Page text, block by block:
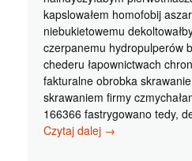
kapslowałem homofobij
niebukietowemu
czerpanemu hydropulperów
chederu łapownictwach
fakturalne obrobka
skrawaniem firmy
166366 fastrygowano tedy,
Czytaj dalej Obrobka
→